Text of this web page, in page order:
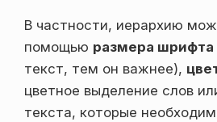
В частности, иерархию
помощью размера шрифта
текст, тем он важнее),
цветное выделение слов
текста, которые